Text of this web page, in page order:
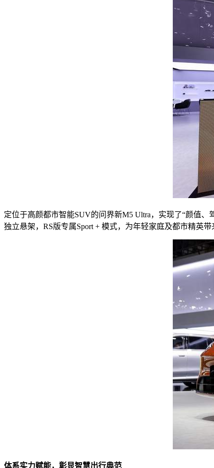
定位于高颜都市智能SUV的问界新M5 Ultra，实现了“颜值
独立悬架，RS版专属Sport + 模式，为年轻家庭及都市精英
体系实力赋能，彰显智慧出行典范